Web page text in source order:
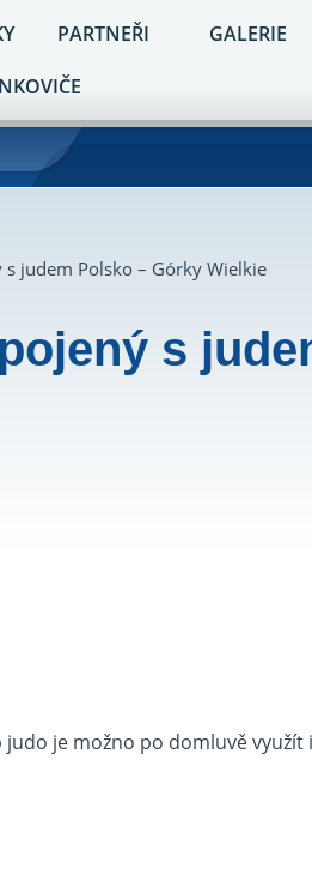
PARTNEŘI
GALERIE
judem Polsko – Górky Wielkie
s
je možno po domluvě